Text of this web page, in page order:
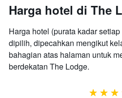
Harga hotel di The
Harga hotel (purata kadar
dipilih, dipecahkan mengikut
bahagian atas halaman untuk
berdekatan The Lodge.
4